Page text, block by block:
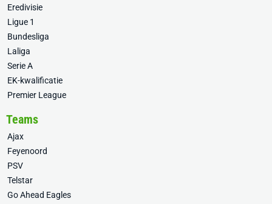
Eredivisie
Ligue 1
Bundesliga
Laliga
Serie A
EK-kwalificatie
Premier League
Teams
Ajax
Feyenoord
PSV
Telstar
Go Ahead Eagles